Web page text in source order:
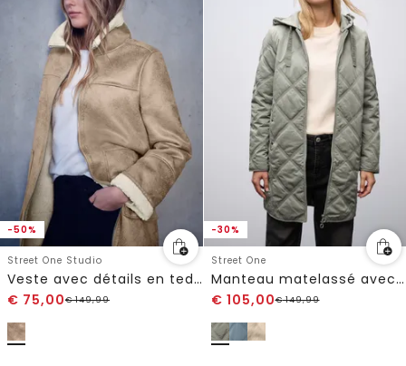
-50%
Street One Studio
Veste avec détails en teddy
€ 75,00€149,99
-30%
Street One
Manteau matelassé avec capuche
€ 105,00€149,99